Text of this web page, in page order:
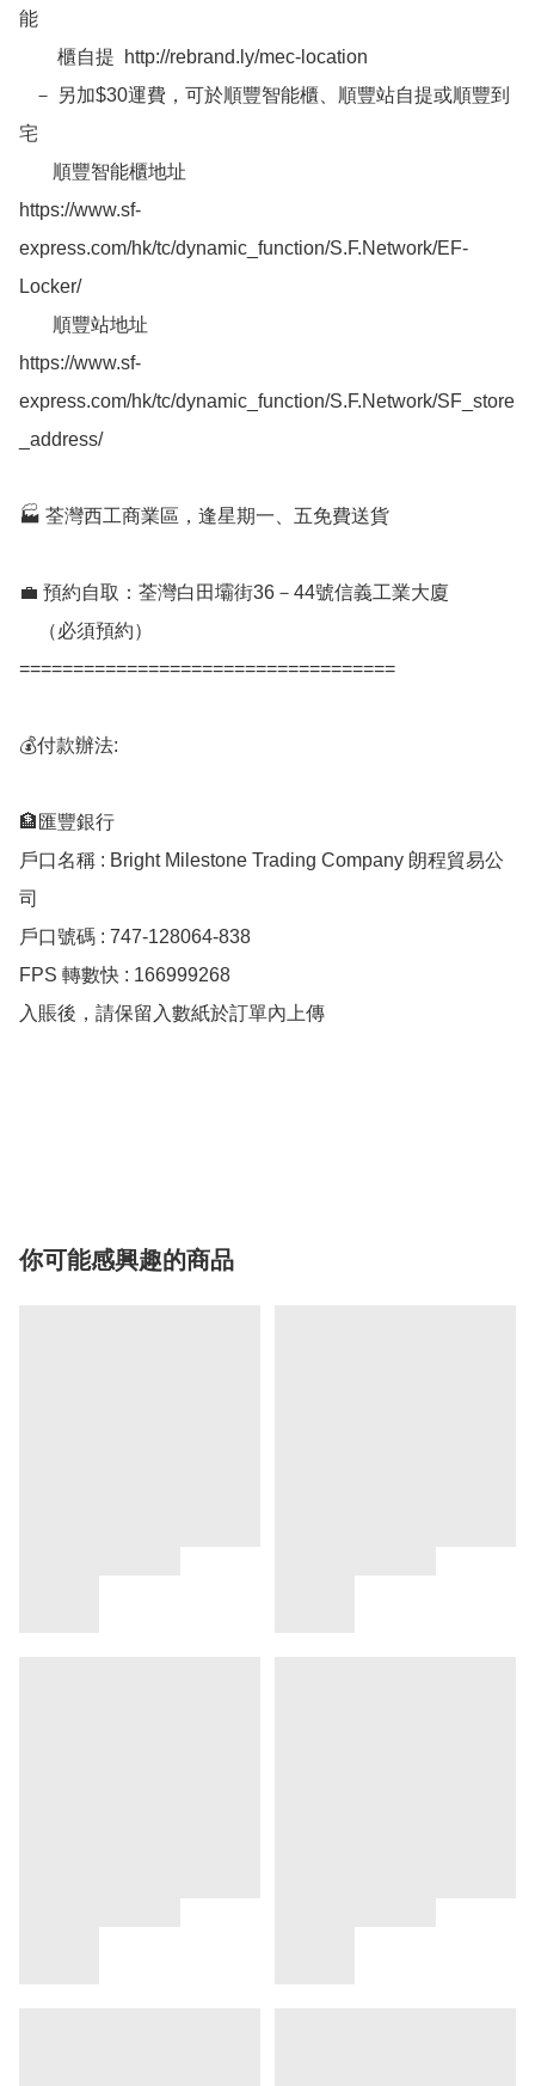
能
櫃自提  http://rebrand.ly/mec-location
－ 另加$30運費，可於順豐智能櫃、順豐站自提或順豐到
宅
順豐智能櫃地址
https://www.sf-
express.com/hk/tc/dynamic_function/S.F.Network/EF-
Locker/
順豐站地址
https://www.sf-
express.com/hk/tc/dynamic_function/S.F.Network/SF_store
_address/
🏭 荃灣西工商業區，逢星期一、五免費送貨
💼 預約自取：荃灣白田壩街36－44號信義工業大廈
（必須預約）
===================================
💰付款辦法:
🏦匯豐銀行
戶口名稱 : Bright Milestone Trading Company 朗程貿易公
司
戶口號碼 : 747-128064-838
FPS 轉數快 : 166999268
入賬後，請保留入數紙於訂單內上傳
你可能感興趣的商品